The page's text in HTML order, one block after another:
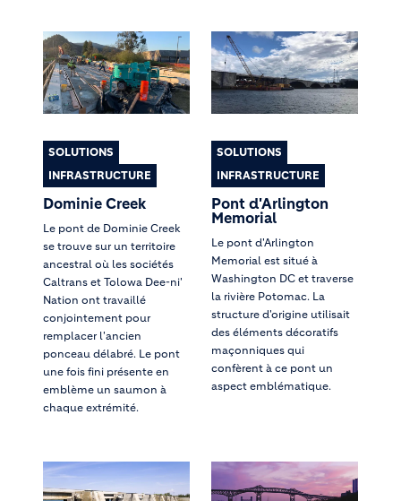
SOLUTIONS
INFRASTRUCTURE
Dominie Creek
Le pont de Dominie Creek
se trouve sur un territoire
ancestral où les sociétés
Caltrans et Tolowa Dee-ni'
Nation ont travaillé
conjointement pour
remplacer l'ancien
ponceau délabré. Le pont
une fois fini présente en
emblème un saumon à
chaque extrémité.
SOLUTIONS
INFRASTRUCTURE
Pont d'Arlington
Memorial
Le pont d'Arlington
Memorial est situé à
Washington DC et traverse
la rivière Potomac. La
structure d'origine utilisait
des éléments décoratifs
maçonniques qui
confèrent à ce pont un
aspect emblématique.